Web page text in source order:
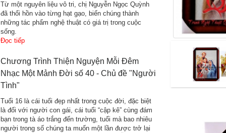
Từ một nguyên liệu vô tri, chị Nguyễn Ngọc Quỳnh
đã thổi hồn vào từng hạt gạo, biến chúng thành
những tác phẩm nghệ thuật có giá trị trong cuộc
sống.
Đọc tiếp
Chương Trình Thiện Nguyện Mỗi Đêm
Nhạc Một Mảnh Đời số 40 - Chủ đề "Người
Tình"
Tuổi 16 là cái tuổi đẹp nhất trong cuộc đời, đặc biệt
là đối với người con gái, cái tuổi “cập kê” cùng đám
bạn trong tà áo trắng đến trường, tuổi mà bao nhiêu
người trong số chúng ta muốn một lần được trở lại